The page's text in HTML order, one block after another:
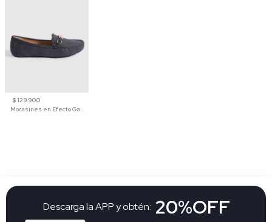
$ 129.900
Mocasines en Efecto Gamuzado Para Mujer
Descarga la APP y obtén: 20%OFF